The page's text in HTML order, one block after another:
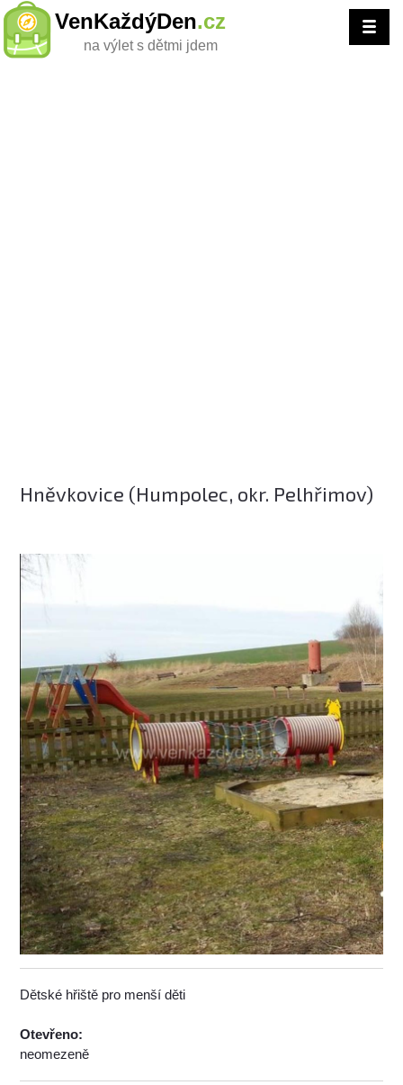
VenKaždýDen.cz
na výlet s dětmi jdem
Hněvkovice (Humpolec, okr. Pelhřimov)
Dětské hřiště pro menší děti
Otevřeno:
neomezeně